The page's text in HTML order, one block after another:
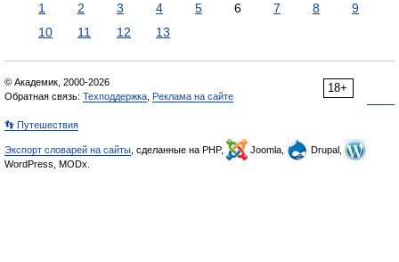
1 2 3 4 5 6 7 8
9
10
11 12 13
18+
© Академик, 2000-2026
Обратная связь: Техподдержка Реклама на сайте
👣 Путешествия
Экспорт словарей на сайты , сделанные на PHP, Joomla,
Drupal,
WordPress, MODx.